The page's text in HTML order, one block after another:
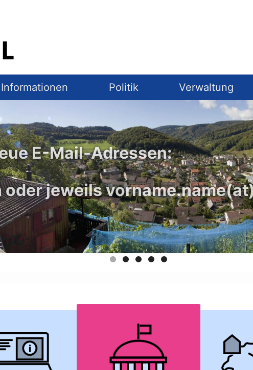
Informationen Politik Verwaltung
E-Mail-Adressen:
jeweils